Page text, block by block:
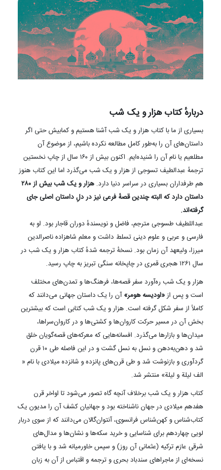
دربارهٔ کتاب هزار و یک شب
بسیاری از ما با کتاب هزار و یک شب آشنا هستیم و کمابیش حتی اگر
داستان‌های آن را به‌طور کامل مطالعه نکرده باشیم، از موضوع آن
مطلعیم یا نام آن را شنیده‌ایم. اکنون بیش از ۱۶۰ سال از چاپ نخستین
ترجمهٔ عبدالطیف تسوجی از هزار و یک شب می‌گذرد اما این کتاب هنوز
هم طرفداران بسیاری در سراسر دنیا دارد.
هزار و یک شب بیش از ۲۸۰
داستان دارد که البته چندین قصهٔ فرعی نیز در دلِ داستان اصلی جای
گرفته‌اند.
عبداللطیف طسوجی مترجم، فاضل و نویسندهٔ دوران قاجار بود. او به
فارسی و عربی و علوم دینی تسلط داشت و معلم شاهزاده ناصرالدین
میرزا، ولیعهد آن زمان بود. نسخهٔ ترجمه شدهٔ کتاب هزار و یک شب در
سال ۱۲۶۱ هجری قمری در چاپخانه سنگی تبریز به چاپ رسید.
هزار و یک شب ره‌آورد سفر قصه‌ها، فرهنگ‌ها و تمدن‌های مختلف
است و پس از«اودیسه هومر» آن را یک داستان جهانی می‌دانند که
کاملاً از سفر شکل گرفته است. هزار و یک شب کتابی است که بیشترین
بخش آن در مسیر حرکت کاروان‌ها و کشتی‌ها و در کاروان‌سراها،
میدان‌ها و بازارها می‌گذرد. افسانه‌هایی که معرکه‌های قصه‌گویان خلق
شد و دهن‌به‌دهن و نسل به نسل گشت و در این فاصله طی ۱۰ قرن
گردآوری و بازنوشت شد و طی قرن‌های پانزده و شانزده میلادی با نام «
الف لیلة و لیلة» منتشر شد.
کتاب هزار و یک شب برخلاف آنچه گاه تصور می‌شود تا اواخر قرن
هفدهم میلادی در جهان ناشناخته بود و جهانیان کشف آن را مدیون یک
کتاب‌شناس و کهن‌شناس فرانسوی، آنتوان‌گالان می‌دانند که از سوی دربار
لویی چهاردهم برای شناسایی و خرید سکه‌ها و نشان‌ها و مدال‌های
شرقی عازم ترکیه (عثمانی آن روز) و سپس خاورمیانه شد و با یافتن
نسخه‌ای از ماجراهای سندباد بحری و ترجمه و اقتباس از آن به زبان